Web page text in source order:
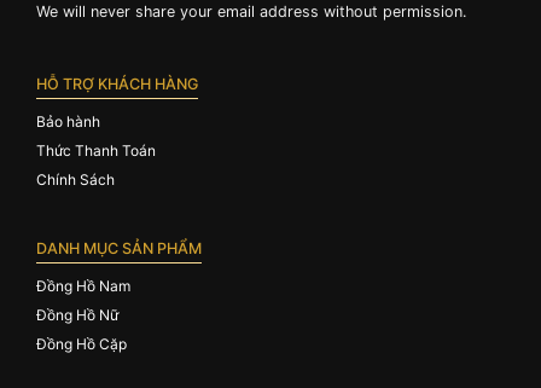
We will never share your email address without permission.
HỖ TRỢ KHÁCH HÀNG
Bảo hành
Thức Thanh Toán
Chính Sách
DANH MỤC SẢN PHẨM
Đồng Hồ Nam
Đồng Hồ Nữ
Đồng Hồ Cặp